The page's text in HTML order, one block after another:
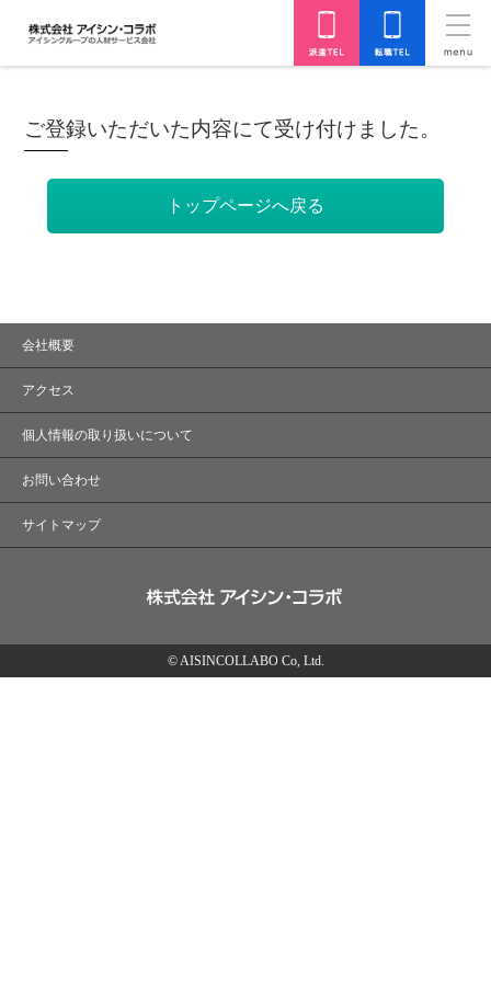
ご登録いただいた内容にて受け付けました。
会社概要
アクセス
個人情報の取り扱いについて
お問い合わせ
サイトマップ
© AISINCOLLABO Co, Ltd.